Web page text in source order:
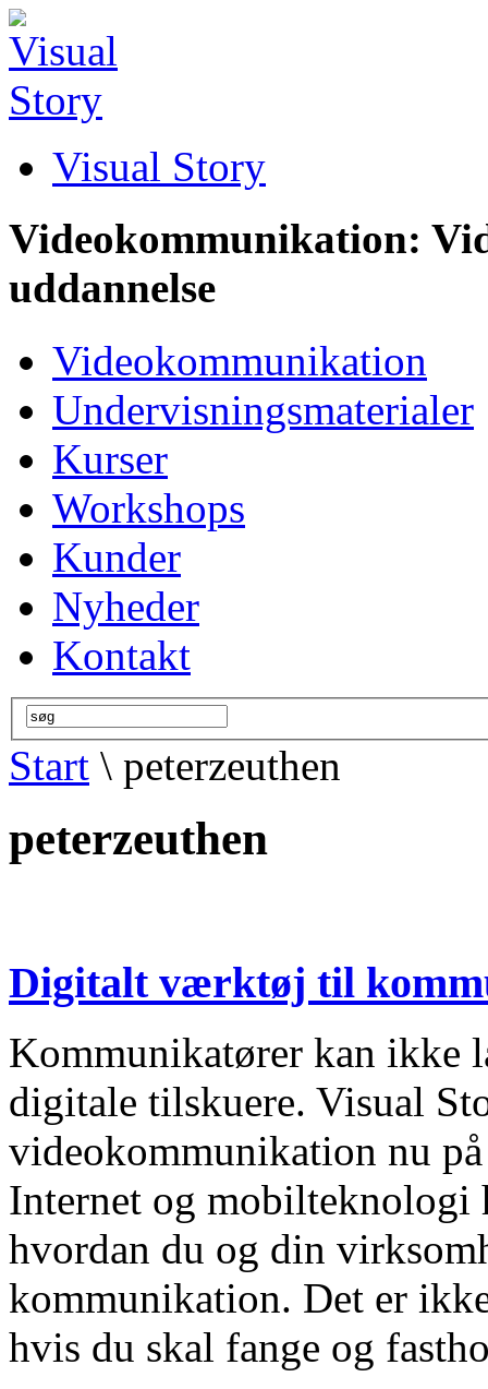
Visual Story
Videokommunikation:
uddannelse
Videokommunikation
Undervisningsmaterialer
Kurser
Workshops
Kunder
Nyheder
Kontakt
Start \ peterzeuthen
peterzeuthen
Digitalt værktøj til
Kommunikatører kan ikke
digitale tilskuere. Visual
videokommunikation nu
Internet og mobilteknologi
hvordan du og din
kommunikation. Det er
hvis du skal fange og